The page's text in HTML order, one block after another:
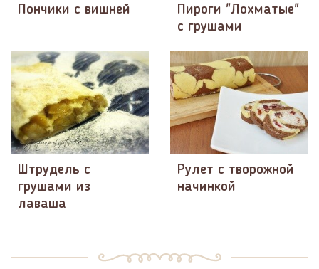
Пончики с вишней
Пироги "Лохматые"
с грушами
Штрудель с
грушами из
лаваша
Рулет с творожной
начинкой